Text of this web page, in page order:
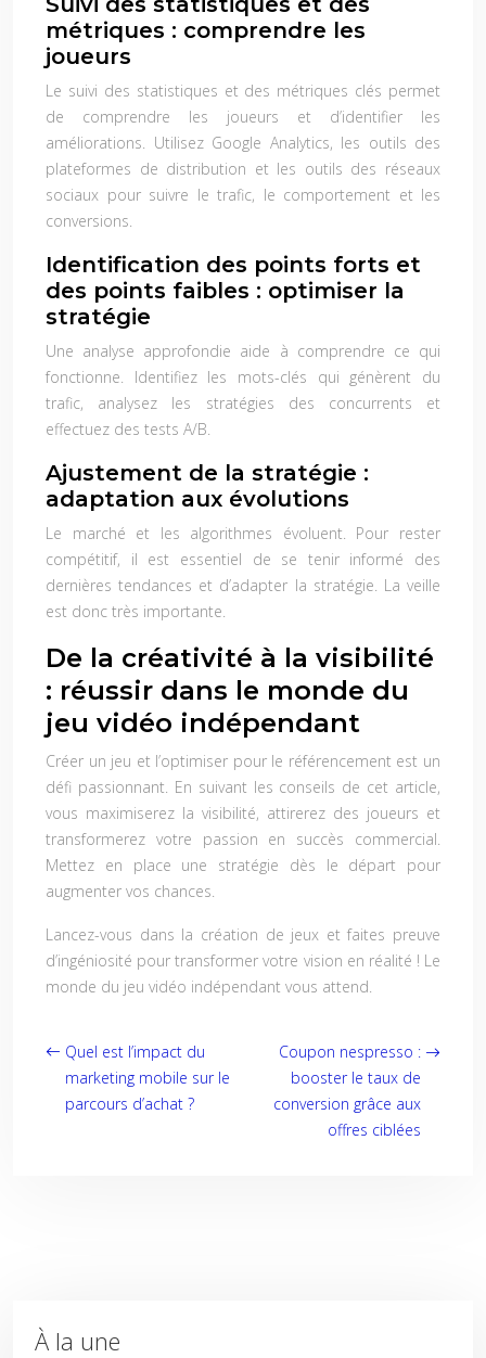
métriques : comprendre les
joueurs
Le suivi des statistiques et des métriques clés permet
de comprendre les joueurs et d’identifier les
améliorations. Utilisez Google Analytics, les outils des
plateformes de distribution et les outils des réseaux
sociaux pour suivre le trafic, le comportement et les
conversions.
Identification des points forts et
des points faibles : optimiser la
stratégie
Une analyse approfondie aide à comprendre ce qui
fonctionne. Identifiez les mots-clés qui génèrent du
trafic, analysez les stratégies des concurrents et
effectuez des tests A/B.
Ajustement de la stratégie :
adaptation aux évolutions
Le marché et les algorithmes évoluent. Pour rester
compétitif, il est essentiel de se tenir informé des
dernières tendances et d’adapter la stratégie. La veille
est donc très importante.
De la créativité à la visibilité
: réussir dans le monde du
jeu vidéo indépendant
Créer un jeu et l’optimiser pour le référencement est un
défi passionnant. En suivant les conseils de cet article,
vous maximiserez la visibilité, attirerez des joueurs et
transformerez votre passion en succès commercial.
Mettez en place une stratégie dès le départ pour
augmenter vos chances.
Lancez-vous dans la création de jeux et faites preuve
d’ingéniosité pour transformer votre vision en réalité ! Le
monde du jeu vidéo indépendant vous attend.
Quel est l’impact du
marketing mobile sur le
parcours d’achat ?
Coupon nespresso :
booster le taux de
conversion grâce aux
offres ciblées
À la une